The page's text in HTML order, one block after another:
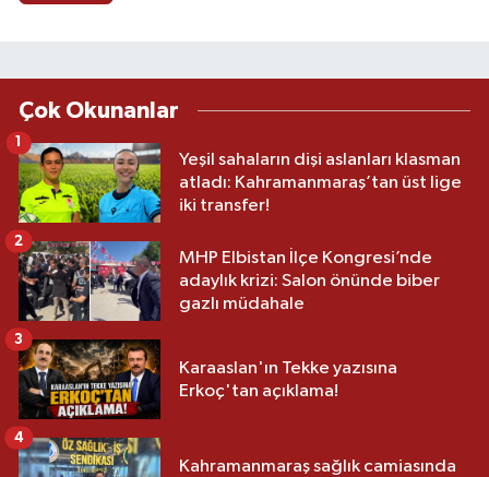
Çok Okunanlar
Yeşil sahaların dişi aslanları klasman
atladı: Kahramanmaraş’tan üst lige
iki transfer!
1
MHP Elbistan İlçe Kongresi’nde
adaylık krizi: Salon önünde biber
gazlı müdahale
2
Karaaslan'ın Tekke yazısına
Erkoç'tan açıklama!
3
Kahramanmaraş sağlık camiasında
4